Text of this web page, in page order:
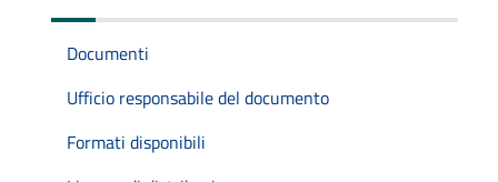
Documenti
Ufficio responsabile del documento
Formati disponibili